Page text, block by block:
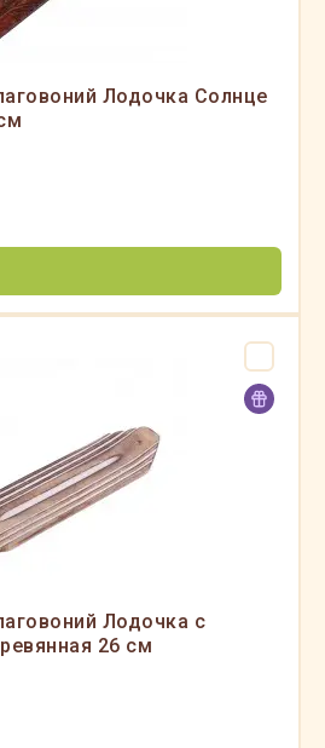
Лодочка Солнце
Лодочка с
26 см